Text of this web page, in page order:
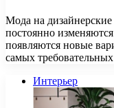
Мода на
постоянно
появляются новые
самых
Интерьер